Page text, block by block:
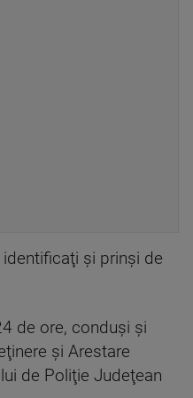
şi prinşi de
de ore, conduşi şi
şi Arestare
de Poliţie Judeţean